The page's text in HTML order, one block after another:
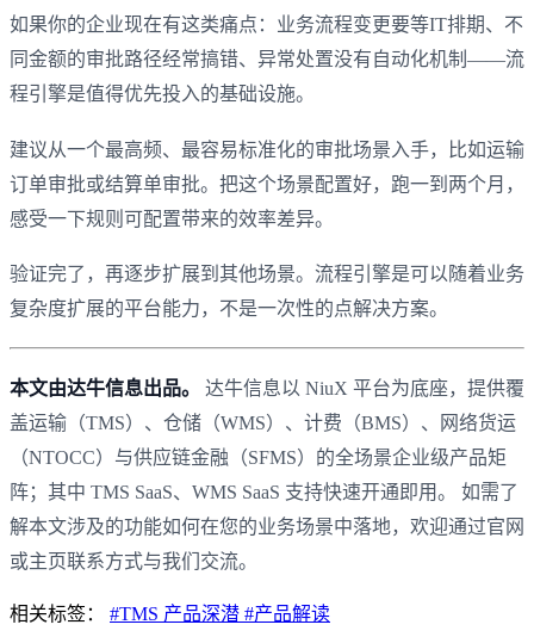
如果你的企业现在有这类痛点：业务流程变更要等IT排期、不
同金额的审批路径经常搞错、异常处置没有自动化机制——流
程引擎是值得优先投入的基础设施。
建议从一个最高频、最容易标准化的审批场景入手，比如运输
订单审批或结算单审批。把这个场景配置好，跑一到两个月，
感受一下规则可配置带来的效率差异。
验证完了，再逐步扩展到其他场景。流程引擎是可以随着业务
复杂度扩展的平台能力，不是一次性的点解决方案。
本文由达牛信息出品。
达牛信息以 NiuX 平台为底座，提供覆
盖运输（TMS）、仓储（WMS）、计费（BMS）、网络货运
（NTOCC）与供应链金融（SFMS）的全场景企业级产品矩
阵；其中 TMS SaaS、WMS SaaS 支持快速开通即用。 如需了
解本文涉及的功能如何在您的业务场景中落地，欢迎通过官网
或主页联系方式与我们交流。
相关标签： #TMS 产品深潜 #产品解读